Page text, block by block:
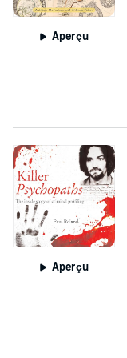
Aperçu
Aperçu